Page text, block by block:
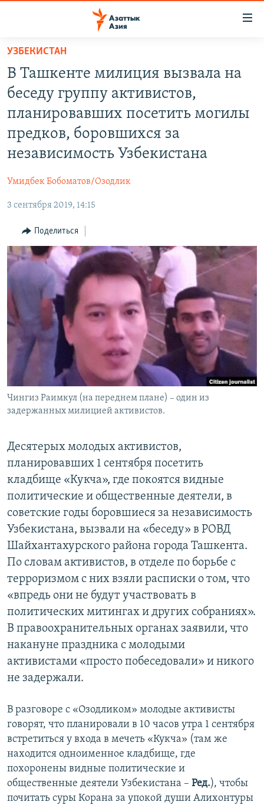
Вернуться
основному
содержанию
главной
навигации
НОВОСТИ
ВОЙНА В УКРАИНЕ
НА ДРУГИХ ЯЗЫКАХ
ТОҶИКӢ
TÜRKMENÇE
ПОДПИШИТЕСЬ НА НАС В СОЦСЕТЯХ
Все сайты РСЕ/РС
УЗБЕКИСТАН
В Ташкенте милиция вызвала на
беседу группу активистов,
планировавших посетить могилы
предков, боровшихся за
независимость Узбекистана
Умидбек Бобоматов/Озодлик
3 сентября 2019, 14:15
Поделиться
Чингиз Раимкул (на переднем плане) – один из
задержанных милицией активистов.
Десятерых молодых активистов,
планировавших 1 сентября посетить
кладбище «Кукча», где покоятся видные
политические и общественные деятели, в
советские годы боровшиеся за независимость
Узбекистана, вызвали на «беседу» в РОВД
Шайхантахурского района города Ташкента.
По словам активистов, в отделе по борьбе с
терроризмом с них взяли расписки о том, что
«впредь они не будут участвовать в
политических митингах и других собраниях».
В правоохранительных органах заявили, что
накануне праздника с молодыми
активистами «просто побеседовали» и никого
не задержали.
В разговоре с «Озодликом» молодые активисты
говорят, что планировали в 10 часов утра 1 сентября
встретиться у входа в мечеть «Кукча» (там же
находится одноименное кладбище, где
похоронены видные политические и
общественные деятели Узбекистана – Ред.), чтобы
почитать суры Корана за упокой души Алихонтуры